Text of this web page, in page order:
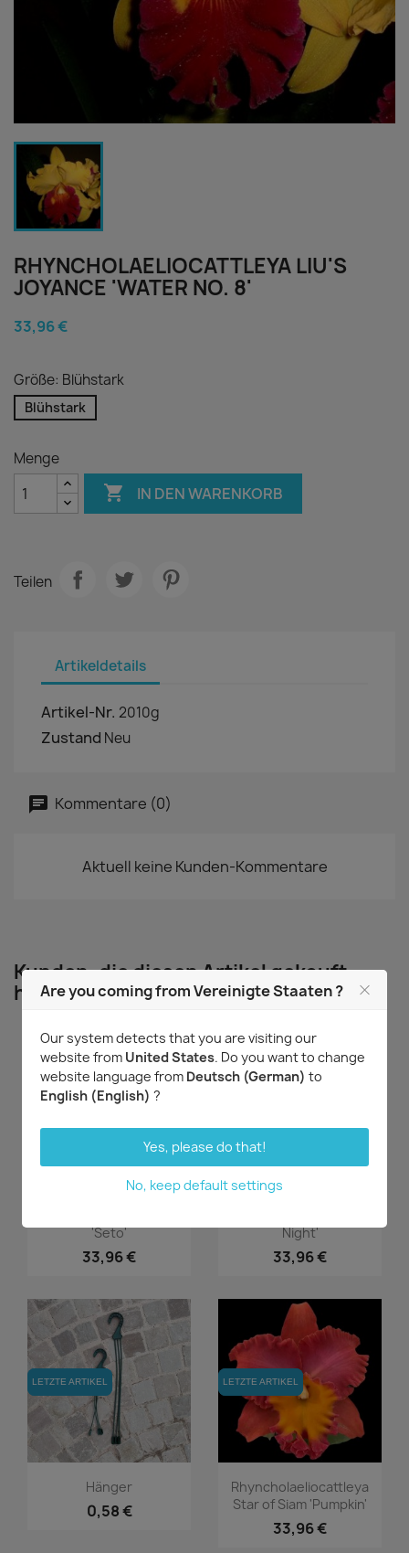
RHYNCHOLAELIOCATTLEYA LIU'S
JOYANCE 'WATER NO. 8'
33,96 €
Größe: Blühstark
Blühstark
Menge
 IN DEN WARENKORB
Teilen
Artikeldetails
Artikel-Nr. 2010g
Zustand Neu
Kommentare (0)
Aktuell keine Kunden-Kommentare
Kunden, die diesen Artikel gekauft
haben, kauften auch ...
Vorschau
Rhyncholaeliocattleya
'Seto'
33,96 €
Vorschau
Rhyncholaeliocattleya
Night'
33,96 €
LETZTE ARTIKEL
LETZTE ARTIKEL
Vorschau
Hänger
0,58 €
LETZTE ARTIKEL
LETZTE ARTIKEL
Vorschau
Rhyncholaeliocattleya
Star of Siam 'Pumpkin'
33,96 €
Are you coming from Vereinigte Staaten ?
Our system detects that you are visiting our
website from United States. Do you want to change
website language from Deutsch (German) to
English (English) ?
Yes, please do that!
No, keep default settings